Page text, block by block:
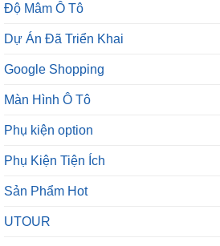
Độ Mâm Ô Tô
Dự Án Đã Triển Khai
Google Shopping
Màn Hình Ô Tô
Phụ kiện option
Phụ Kiện Tiện Ích
Sản Phẩm Hot
UTOUR